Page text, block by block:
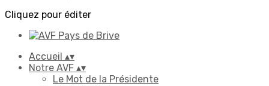
Cliquez pour éditer
Accueil ▴▾
Notre AVF ▴▾
Le Mot de la Présidente